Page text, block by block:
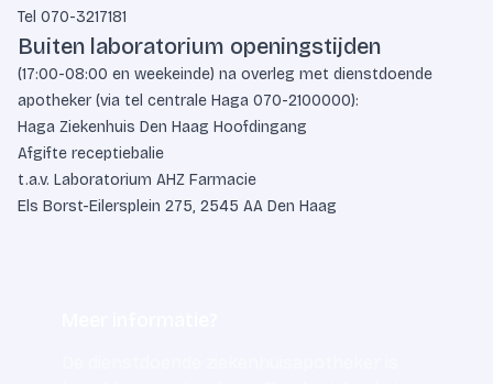
Tel 070-3217181
Buiten laboratorium openingstijden
(17:00-08:00 en weekeinde) na overleg met dienstdoende
apotheker (via tel centrale Haga 070-2100000):
Haga Ziekenhuis Den Haag Hoofdingang
Afgifte receptiebalie
t.a.v. Laboratorium AHZ Farmacie
Els Borst-Eilersplein 275, 2545 AA Den Haag